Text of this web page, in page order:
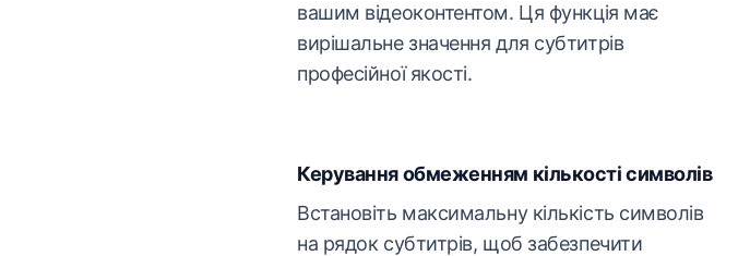
вашим відеоконтентом. Ця функція має
вирішальне значення для субтитрів
професійної якості.
Керування обмеженням кількості символів
Встановіть максимальну кількість символів
на рядок субтитрів, щоб забезпечити